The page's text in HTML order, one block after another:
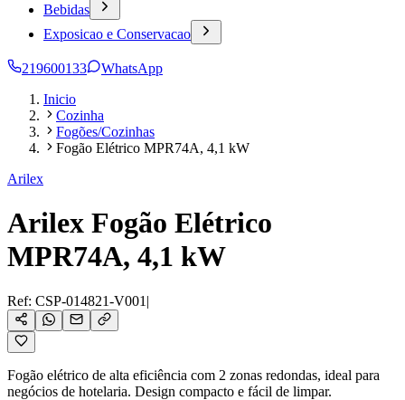
Bebidas
Exposicao e Conservacao
219600133
WhatsApp
Inicio
Cozinha
Fogões/Cozinhas
Fogão Elétrico MPR74A, 4,1 kW
Arilex
Arilex Fogão Elétrico
MPR74A, 4,1 kW
Ref: CSP-014821-V001 |
Fogão elétrico de alta eficiência com 2 zonas redondas, ideal para
negócios de hotelaria. Design compacto e fácil de limpar.